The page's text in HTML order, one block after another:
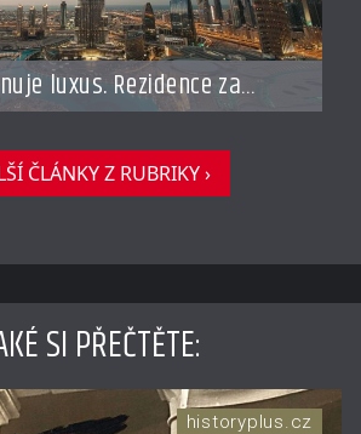
luxus. Rezidence za
připomínají soukromé
ČLÁNKY Z RUBRIKY ›
SI PŘEČTĚTE:
historyplus.cz